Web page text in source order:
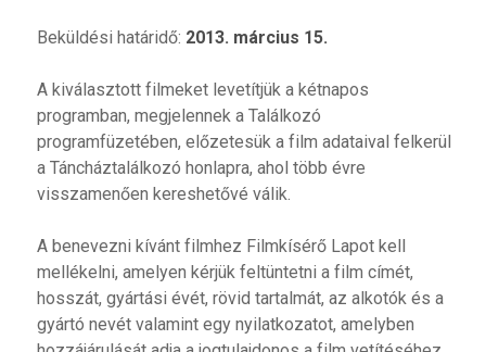
Beküldési határidő: 2013. március 15.
A kiválasztott filmeket levetítjük a kétnapos
programban, megjelennek a Találkozó
programfüzetében, előzetesük a film adataival felkerül
a Táncháztalálkozó honlapra, ahol több évre
visszamenően kereshetővé válik.
A benevezni kívánt filmhez Filmkísérő Lapot kell
mellékelni, amelyen kérjük feltüntetni a film címét,
hosszát, gyártási évét, rövid tartalmát, az alkotók és a
gyártó nevét valamint egy nyilatkozatot, amelyben